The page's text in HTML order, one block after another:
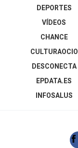
DEPORTES
VÍDEOS
CHANCE
CULTURAOCIO
DESCONECTA
EPDATA.ES
INFOSALUS